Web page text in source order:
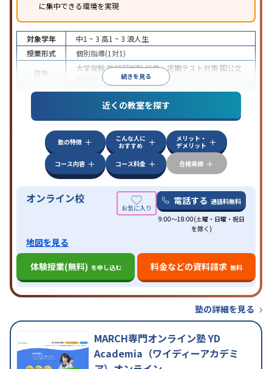
に集中できる環境を実現
続きを見る
対象学年 中1 ~ 3 高1 ~ 3 浪人生
授業形式
個別指導(1対1)
目的
大学受験医学部受験授業・定期テスト対策 国公立
英検(英語検定)対策
中高一貫校生に対応授業の振替可能オンライン対
自習室あり
近くの教室を探す
塾の特徴
こんな人に
おすすめ
メリット・
デメリット
コース内容
コース料金 合格実績
オンライン校 電話する 通話料無料
9:00～18:00(土曜・日曜・祝日
を除く)
地図を見る
体験授業(無料) を申し込む 料金などの資料請求 無料
塾の詳細を見る
MARCH専門オンライン塾 YD
Academia（ワイディーアカデミ